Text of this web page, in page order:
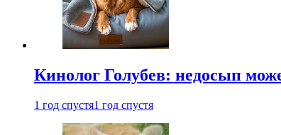
Кинолог Голубев: недосып
1 год спустя1 год спустя